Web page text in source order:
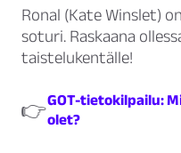
Ronal (Kate Winslet)
soturi. Raskaana
taistelukentälle!
👉GOT-tietokilpailu:
olet?